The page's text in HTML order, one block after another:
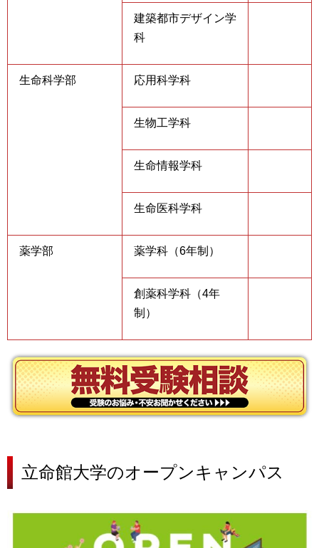
建築都市デザイン学
科
生命科学部 応用科学科
生物工学科
生命情報学科
生命医科学科
薬学部 薬学科（6年制）
創薬科学科（4年
制）
立命館大学のオープンキャンパス